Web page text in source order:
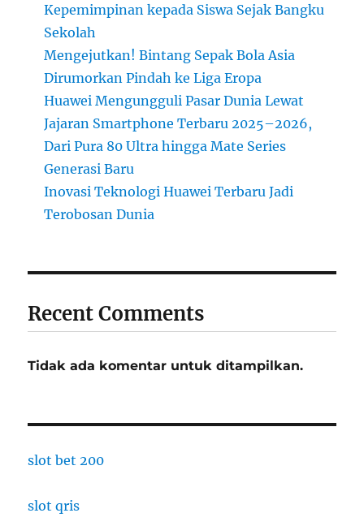
Kepemimpinan kepada Siswa Sejak Bangku
Sekolah
Mengejutkan! Bintang Sepak Bola Asia
Dirumorkan Pindah ke Liga Eropa
Huawei Mengungguli Pasar Dunia Lewat
Jajaran Smartphone Terbaru 2025–2026,
Dari Pura 80 Ultra hingga Mate Series
Generasi Baru
Inovasi Teknologi Huawei Terbaru Jadi
Terobosan Dunia
Recent Comments
Tidak ada komentar untuk ditampilkan.
slot bet 200
slot qris